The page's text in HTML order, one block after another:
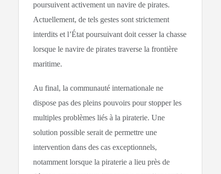
poursuivent activement un navire de pirates.
Actuellement, de tels gestes sont strictement
interdits et l’État poursuivant doit cesser la chasse
lorsque le navire de pirates traverse la frontière
maritime.
Au final, la communauté internationale ne
dispose pas des pleins pouvoirs pour stopper les
multiples problèmes liés à la piraterie. Une
solution possible serait de permettre une
intervention dans des cas exceptionnels,
notamment lorsque la piraterie a lieu près de